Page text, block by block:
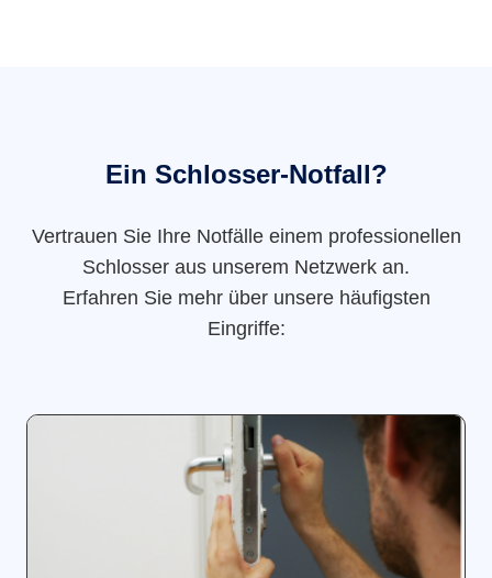
Ein Schlosser-Notfall?
Vertrauen Sie Ihre Notfälle einem professionellen
Schlosser aus unserem Netzwerk an.
Erfahren Sie mehr über unsere häufigsten
Eingriffe: